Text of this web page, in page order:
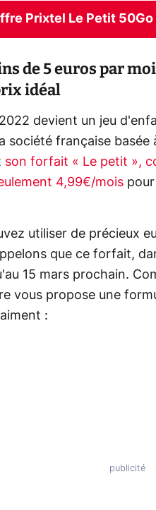
Prixtel Le Petit
de 5 euros par
idéal
devient un jeu
société française
son forfait « Le petit »,
4,99€/mois
utiliser de précieux
que ce forfait,
15 mars prochain.
vous propose une
: